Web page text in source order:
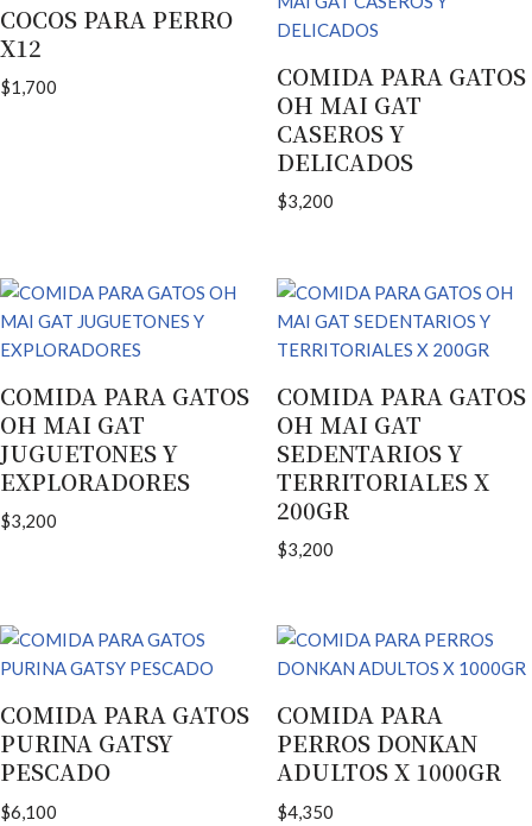
COCOS PARA PERRO
X12
$1,700
COMIDA PARA GATOS
OH MAI GAT
CASEROS Y
DELICADOS
$3,200
COMIDA PARA GATOS
OH MAI GAT
JUGUETONES Y
EXPLORADORES
$3,200
COMIDA PARA GATOS
OH MAI GAT
SEDENTARIOS Y
TERRITORIALES X
200GR
$3,200
COMIDA PARA GATOS
PURINA GATSY
PESCADO
$6,100
COMIDA PARA
PERROS DONKAN
ADULTOS X 1000GR
$4,350